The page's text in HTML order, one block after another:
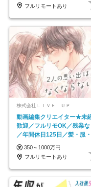
フルリモートあり
株式会社ＬＩＶＥ ＵＰ
動画編集クリエイター★未
歓迎／フルリモOK／残業な
／年間休日125日／髪・服
イル自由／研修充実で安心
350～1000万円
フルリモートあり